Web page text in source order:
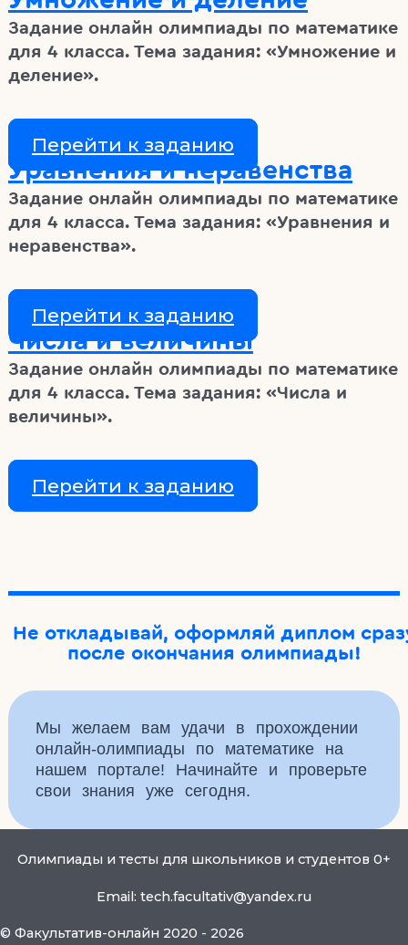
Задание онлайн олимпиады по математике
для 4 класса. Тема задания: «Умножение и
деление».
Перейти к заданию
Уравнения и неравенства
Задание онлайн олимпиады по математике
для 4 класса. Тема задания: «Уравнения и
неравенства».
Перейти к заданию
Числа и величины
Задание онлайн олимпиады по математике
для 4 класса. Тема задания: «Числа и
величины».
Перейти к заданию
Не откладывай, оформляй диплом
после окончания олимпиады!
Мы желаем вам удачи в прохождении
онлайн-олимпиады по математике на
нашем портале! Начинайте и проверьте
свои знания уже сегодня.
Олимпиады и тесты для школьников и студентов 0+
Email: tech.facultativ@yandex.ru
© Факультатив-онлайн 2020 - 2026